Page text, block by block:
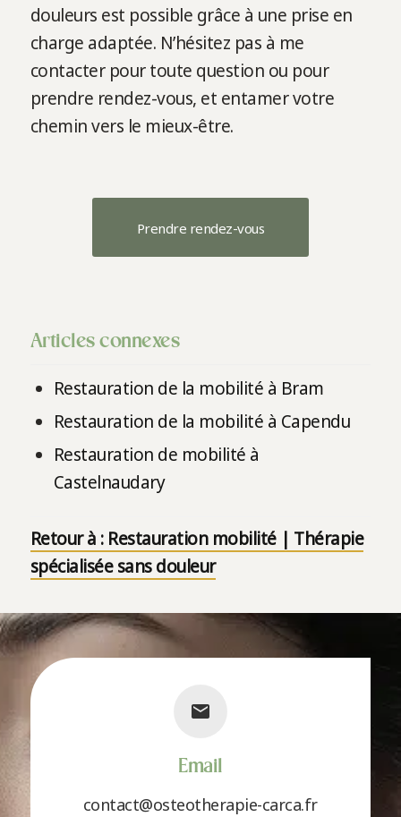
douleurs est possible grâce à une prise en
charge adaptée. N’hésitez pas à me
contacter pour toute question ou pour
prendre rendez-vous, et entamer votre
chemin vers le mieux-être.
Prendre rendez-vous
Articles connexes
Restauration de la mobilité à Bram
Restauration de la mobilité à Capendu
Restauration de mobilité à
Castelnaudary
Retour à : Restauration mobilité | Thérapie
spécialisée sans douleur
Email
contact@osteotherapie-carca.fr